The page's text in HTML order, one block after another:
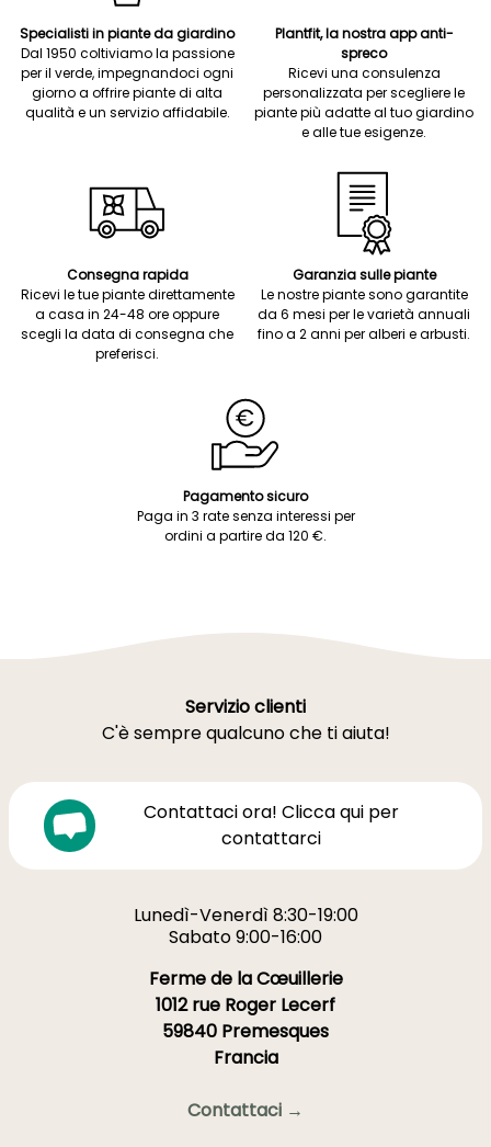
Specialisti in piante da giardino
Dal 1950 coltiviamo la passione
per il verde, impegnandoci ogni
giorno a offrire piante di alta
qualità e un servizio affidabile.
Plantfit, la nostra app anti-
spreco
Ricevi una consulenza
personalizzata per scegliere le
piante più adatte al tuo giardino
e alle tue esigenze.
Consegna rapida
Ricevi le tue piante direttamente
a casa in 24-48 ore oppure
scegli la data di consegna che
preferisci.
Garanzia sulle piante
Le nostre piante sono garantite
da 6 mesi per le varietà annuali
fino a 2 anni per alberi e arbusti.
Pagamento sicuro
Paga in 3 rate senza interessi per
ordini a partire da 120 €.
Servizio clienti
C'è sempre qualcuno che ti aiuta!
Contattaci ora! Clicca qui per
contattarci
Lunedì-Venerdì 8:30-19:00
Sabato 9:00-16:00
Ferme de la Cœuillerie
1012 rue Roger Lecerf
59840 Premesques
Francia
Contattaci →